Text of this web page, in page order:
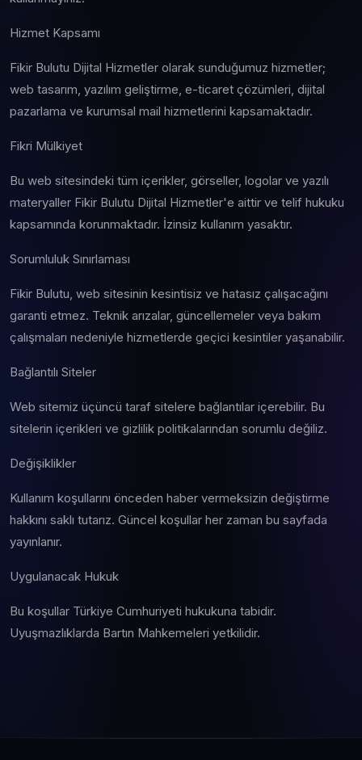
Hizmet Kapsamı
Fikir Bulutu Dijital Hizmetler olarak sunduğumuz hizmetler;
web tasarım, yazılım geliştirme, e-ticaret çözümleri, dijital
pazarlama ve kurumsal mail hizmetlerini kapsamaktadır.
Fikri Mülkiyet
Bu web sitesindeki tüm içerikler, görseller, logolar ve yazılı
materyaller Fikir Bulutu Dijital Hizmetler'e aittir ve telif hukuku
kapsamında korunmaktadır. İzinsiz kullanım yasaktır.
Sorumluluk Sınırlaması
Fikir Bulutu, web sitesinin kesintisiz ve hatasız çalışacağını
garanti etmez. Teknik arızalar, güncellemeler veya bakım
çalışmaları nedeniyle hizmetlerde geçici kesintiler yaşanabilir.
Bağlantılı Siteler
Web sitemiz üçüncü taraf sitelere bağlantılar içerebilir. Bu
sitelerin içerikleri ve gizlilik politikalarından sorumlu değiliz.
Değişiklikler
Kullanım koşullarını önceden haber vermeksizin değiştirme
hakkını saklı tutarız. Güncel koşullar her zaman bu sayfada
yayınlanır.
Uygulanacak Hukuk
Bu koşullar Türkiye Cumhuriyeti hukukuna tabidir.
Uyuşmazlıklarda Bartın Mahkemeleri yetkilidir.